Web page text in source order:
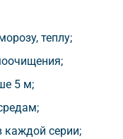
теплу;
5 м;
каждой серии;